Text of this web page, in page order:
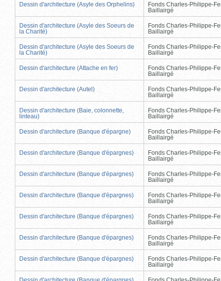
Dessin d'architecture (Asyle des Orphelins)
Fonds Charles-Philippe-
Baillairgé
Dessin d'architecture (Asyle des Soeurs de
la Charité)
Fonds Charles-Philippe-
Baillairgé
Dessin d'architecture (Asyle des Soeurs de
la Charité)
Fonds Charles-Philippe-
Baillairgé
Dessin d'architecture (Attache en fer)
Fonds Charles-Philippe-
Baillairgé
Dessin d'architecture (Autel)
Fonds Charles-Philippe-
Baillairgé
Dessin d'architecture (Baie, colonnette,
linteau)
Fonds Charles-Philippe-
Baillairgé
Dessin d'architecture (Banque d'épargne)
Fonds Charles-Philippe-
Baillairgé
Dessin d'architecture (Banque d'épargnes)
Fonds Charles-Philippe-
Baillairgé
Dessin d'architecture (Banque d'épargnes)
Fonds Charles-Philippe-
Baillairgé
Dessin d'architecture (Banque d'épargnes)
Fonds Charles-Philippe-
Baillairgé
Dessin d'architecture (Banque d'épargnes)
Fonds Charles-Philippe-
Baillairgé
Dessin d'architecture (Banque d'épargnes)
Fonds Charles-Philippe-
Baillairgé
Dessin d'architecture (Banque d'épargnes)
Fonds Charles-Philippe-
Baillairgé